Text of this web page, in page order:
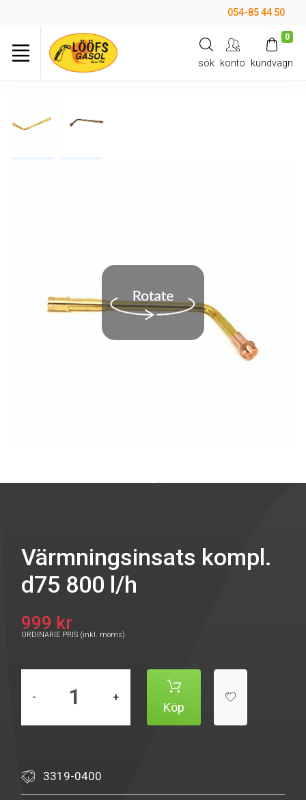
054-85 44 50
sök konto
0
kundvagn
Värmningsinsats kompl.
d75 800 l/h
999 kr
ORDINARIE PRIS (inkl. moms)
- +
Köp
3319-0400